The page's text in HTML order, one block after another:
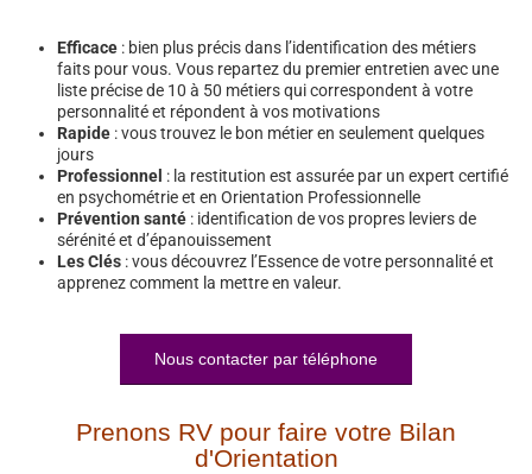
Efficace : bien plus précis dans l’identification des métiers
faits pour vous. Vous repartez du premier entretien avec une
liste précise de 10 à 50 métiers qui correspondent à votre
personnalité et répondent à vos motivations
Rapide : vous trouvez le bon métier en seulement quelques
jours
Professionnel : la restitution est assurée par un expert certifié
en psychométrie et en Orientation Professionnelle
Prévention santé : identification de vos propres leviers de
sérénité et d’épanouissement
Les Clés : vous découvrez l’Essence de votre personnalité et
apprenez comment la mettre en valeur.
Nous contacter par téléphone
Prenons RV pour faire votre Bilan
d'Orientation